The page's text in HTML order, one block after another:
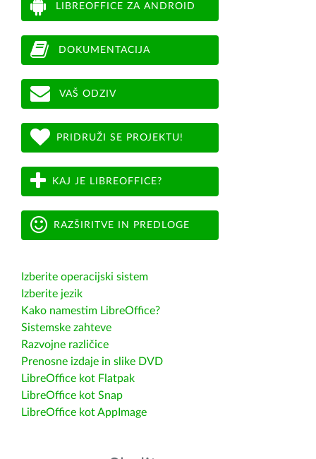
LIBREOFFICE ZA ANDROID
DOKUMENTACIJA
VAŠ ODZIV
PRIDRUŽI SE PROJEKTU!
KAJ JE LIBREOFFICE?
RAZŠIRITVE IN PREDLOGE
Izberite operacijski sistem
Izberite jezik
Kako namestim LibreOffice?
Sistemske zahteve
Razvojne različice
Prenosne izdaje in slike DVD
LibreOffice kot Flatpak
LibreOffice kot Snap
LibreOffice kot AppImage